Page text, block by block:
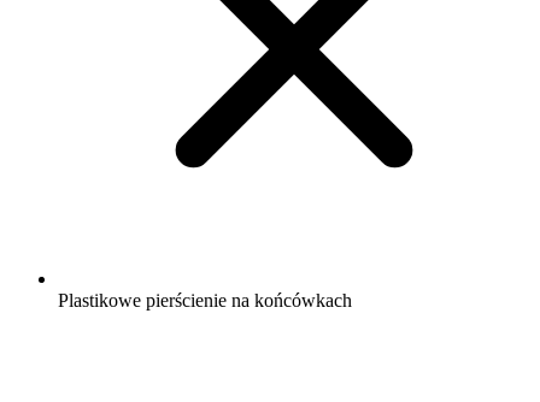
Plastikowe pierścienie na końcówkach